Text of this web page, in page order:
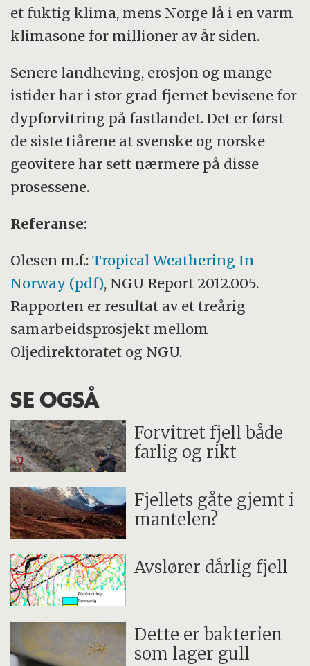
et fuktig klima, mens Norge lå i en varm
klimasone for millioner av år siden.
Senere landheving, erosjon og mange
istider har i stor grad fjernet bevisene for
dypforvitring på fastlandet. Det er først
de siste tiårene at svenske og norske
geovitere har sett nærmere på disse
prosessene.
Referanse:
Olesen m.f.:Tropical Weathering In
Norway (pdf), NGU Report 2012.005.
Rapporten er resultat av et treårig
samarbeidsprosjekt mellom
Oljedirektoratet og NGU.
SE OGSÅ
Forvitret fjell både
farlig og rikt
Fjellets gåte gjemt i
mantelen?
Avslører dårlig fjell
Dette er bakterien
som lager gull